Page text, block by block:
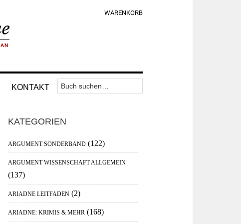
WARENKORB
KONTAKT
Nav
Area
Suchen
nach:
Haupt-
Sidebar
KATEGORIEN
ARGUMENT SONDERBAND (122)
ARGUMENT WISSENSCHAFT ALLGEMEIN
(137)
ARIADNE LEITFADEN (2)
ARIADNE: KRIMIS & MEHR (168)